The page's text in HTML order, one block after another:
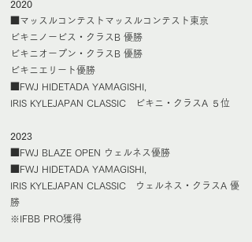
2020
■マッスルコンテストマッスルコンテスト東京
ビキニノービス・クラスB 優勝
ビキニオープン・クラスB 優勝
ビキニエリート優勝
■FWJ HIDETADA YAMAGISHI,
IRIS KYLEJAPAN CLASSIC ビキニ・クラスA ５位
2023
■FWJ BLAZE OPEN ウェルネス優勝
■FWJ HIDETADA YAMAGISHI,
IRIS KYLEJAPAN CLASSIC ウェルネス・クラスA 優
勝
※IFBB PRO獲得